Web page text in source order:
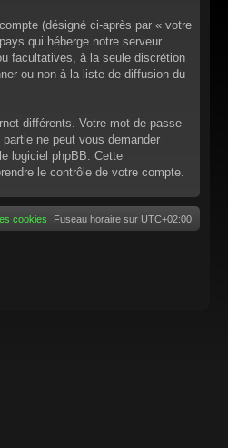
(désigné ci-après par « votre
qui héberge notre serveur.
facultatives, à la seule discrétion
ou non à la liste de diffusion du
différents. Votre mot de passe
ne peut vous demander
logiciel phpBB. Cette
le contrôle de votre compte.
Fuseau horaire sur UTC+02:00
cookies